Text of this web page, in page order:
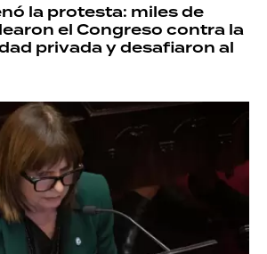
la protesta: miles de
el Congreso contra la
privada y desafiaron al